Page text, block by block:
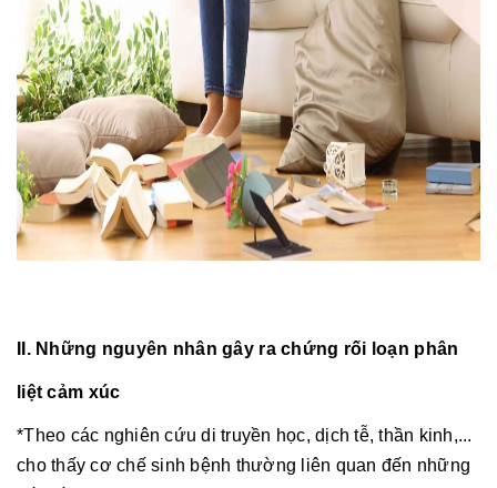
II. Những nguyên nhân gây ra chứng rối loạn phân
liệt cảm xúc
*Theo các nghiên cứu di truyền học, dịch tễ, thần kinh,...
cho thấy cơ chế sinh bệnh thường liên quan đến những